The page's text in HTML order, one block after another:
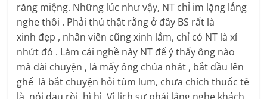
răng miệng. Những lúc như vậy, NT chỉ im lặng lắng
nghe thôi . Phải thú thật rằng ở đây BS rất là
xinh đẹp , nhân viên cũng xinh lắm, chỉ có NT là xí
nhứt đó . Làm cái nghề này NT để ý thấy ông nào
mà dài chuyện , là mấy ông chúa nhát , bắt đầu lên
ghế là bắt chuyện hỏi tùm lum, chưa chích thuốc tê